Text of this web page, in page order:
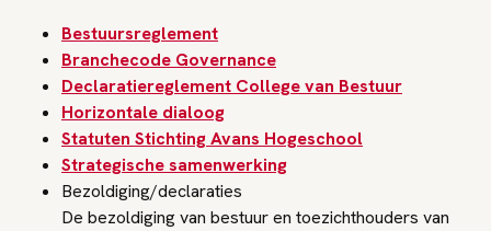
Bestuursreglement
Branchecode Governance
Declaratiereglement College van Bestuur
Horizontale dialoog
Statuten Stichting Avans Hogeschool
Strategische samenwerking
Bezoldiging/declaraties
De bezoldiging van bestuur en toezichthouders van